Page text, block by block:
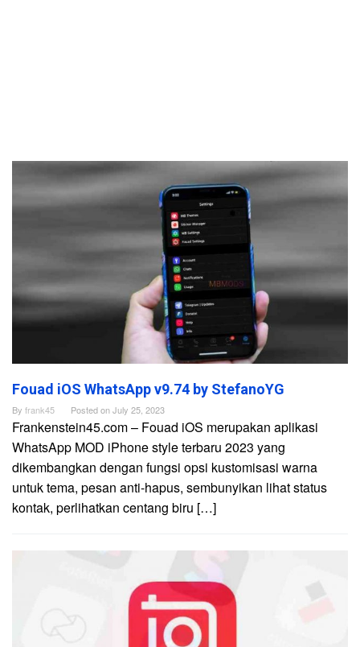
Frankenstein45.Com
Fouad iOS WhatsApp v9.74 by StefanoYG
By frank45 Posted onJuly 25, 2023
Frankenstein45.com – Fouad iOS merupakan aplikasi
WhatsApp MOD iPhone style terbaru 2023 yang
dikembangkan dengan fungsi opsi kustomisasi warna
untuk tema, pesan anti-hapus, sembunyikan lihat status
kontak, perlihatkan centang biru […]